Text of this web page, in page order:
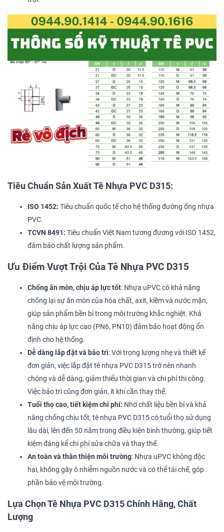
Tiêu Chuẩn Sản Xuất Tê Nhựa PVC D315:
ISO 1452: Tiêu chuẩn quốc tế cho hệ thống đường ống nhựa
PVC.
TCVN 8491: Tiêu chuẩn Việt Nam tương đương với ISO 1452,
đảm bảo chất lượng sản phẩm.
Ưu Điểm Vượt Trội Của Tê Nhựa PVC D315
Chống ăn mòn, chịu áp lực tốt: Nhựa uPVC có khả năng
chống lại sự ăn mòn của hóa chất, axit, kiềm và nước mặn,
giúp sản phẩm bền bỉ trong môi trường khắc nghiệt. Khả
năng chịu áp lực cao (PN6, PN10) đảm bảo hoạt động ổn
định cho hệ thống.
Dễ dàng lắp đặt và bảo trì: Với trọng lượng nhẹ và thiết kế
đơn giản, việc lắp đặt tê nhựa PVC D315 trở nên nhanh
chóng và dễ dàng, giảm thiểu thời gian và chi phí thi công.
Việc bảo trì cũng đơn giản, ít khi cần thay thế.
Tuổi thọ cao, tiết kiệm chi phí: Nhờ chất liệu bền bỉ và khả
năng chống chịu tốt, tê nhựa PVC D315 có tuổi thọ sử dụng
lâu dài, lên đến 50 năm trong điều kiện bình thường, giúp tiết
kiệm đáng kể chi phí sửa chữa và thay thế.
An toàn và thân thiện môi trường: Nhựa uPVC không độc
hại, không gây ô nhiễm nguồn nước và có thể tái chế, góp
phần bảo vệ môi trường.
Lựa Chọn Tê Nhựa PVC D315 Chính Hãng, Chất
Lượng